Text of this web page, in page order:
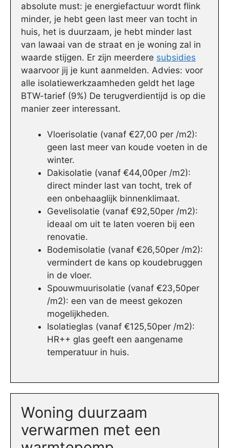
absolute must: je energiefactuur wordt flink
minder, je hebt geen last meer van tocht in
huis, het is duurzaam, je hebt minder last
van lawaai van de straat en je woning zal in
waarde stijgen. Er zijn meerdere subsidies
waarvoor jij je kunt aanmelden. Advies: voor
alle isolatiewerkzaamheden geldt het lage
BTW-tarief (9%) De terugverdientijd is op die
manier zeer interessant.
Vloerisolatie (vanaf €27,00 per /m2):
geen last meer van koude voeten in de
winter.
Dakisolatie (vanaf €44,00per /m2):
direct minder last van tocht, trek of
een onbehaaglijk binnenklimaat.
Gevelisolatie (vanaf €92,50per /m2):
ideaal om uit te laten voeren bij een
renovatie.
Bodemisolatie (vanaf €26,50per /m2):
vermindert de kans op koudebruggen
in de vloer.
Spouwmuurisolatie (vanaf €23,50per
/m2): een van de meest gekozen
mogelijkheden.
Isolatieglas (vanaf €125,50per /m2):
HR++ glas geeft een aangename
temperatuur in huis.
Woning duurzaam
verwarmen met een